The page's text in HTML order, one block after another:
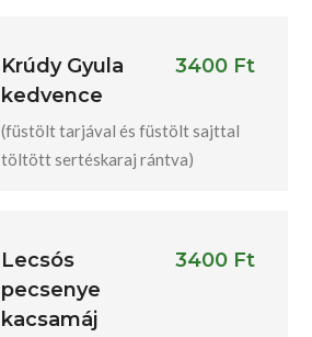
Krúdy Gyula
kedvence
3400 Ft
(füstölt tarjával és füstölt sajttal
töltött sertéskaraj rántva)
Lecsós
pecsenye
kacsamáj
3400 Ft